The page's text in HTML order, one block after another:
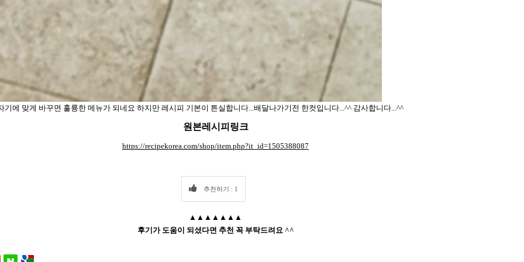
기에 맞게 바꾸면 훌륭한 메뉴가 되네요 하지만 레시피 기본이 튼실합니다...배달나가기전 한컷입니다...^^ 감사합니다...^^
원본레시피링크
https://recipekorea.com/shop/item.php?it_id=1505388087
추천하기 : 1
▲▲▲▲▲▲▲
후기가 도움이 되셨다면 추천 꼭 부탁드려요 ^^